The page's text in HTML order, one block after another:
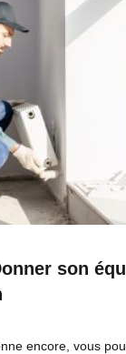
son
encore, vous